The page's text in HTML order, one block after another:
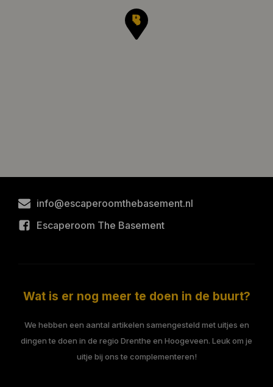
info@escaperoomthebasement.nl
Escaperoom The Basement
Wat is er nog meer te doen in de buurt?
We hebben een aantal artikelen samengesteld met uitjes en
dingen te doen in de regio Drenthe en Hoogeveen. Leuk om je
uitje bij ons te complementeren!